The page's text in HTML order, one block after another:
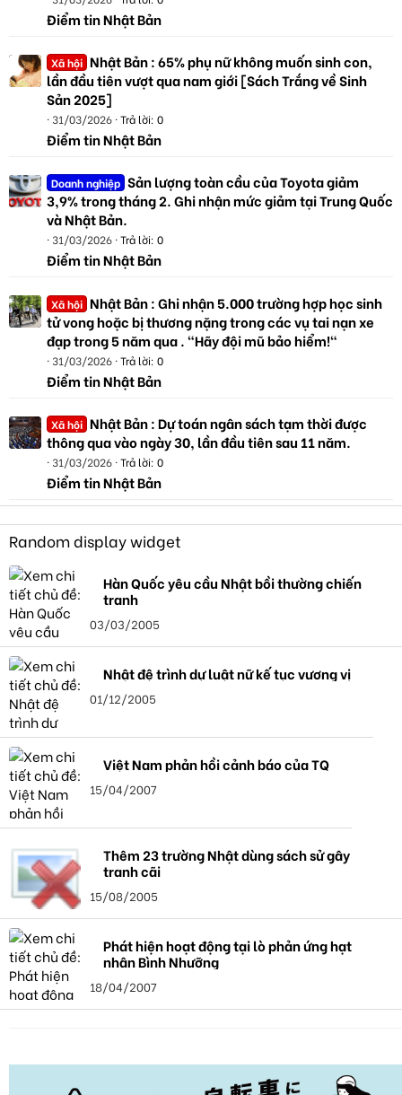
Điểm tin Nhật Bản
Xã hội Nhật Bản : 65% phụ nữ không muốn sinh con,
lần đầu tiên vượt qua nam giới [Sách Trắng về Sinh
Sản 2025]
31/03/2026 Trả lời: 0
Điểm tin Nhật Bản
Doanh nghiệp Sản lượng toàn cầu của Toyota giảm
3,9% trong tháng 2. Ghi nhận mức giảm tại Trung Quốc
và Nhật Bản.
31/03/2026 Trả lời: 0
Điểm tin Nhật Bản
Xã hội Nhật Bản : Ghi nhận 5.000 trường hợp học sinh
tử vong hoặc bị thương nặng trong các vụ tai nạn xe
đạp trong 5 năm qua . "Hãy đội mũ bảo hiểm!"
31/03/2026 Trả lời: 0
Điểm tin Nhật Bản
Xã hội Nhật Bản : Dự toán ngân sách tạm thời được
thông qua vào ngày 30, lần đầu tiên sau 11 năm.
31/03/2026 Trả lời: 0
Điểm tin Nhật Bản
Random display widget
Hàn Quốc yêu cầu Nhật bồi thường chiến
tranh
03/03/2005
Nhật đệ trình dự luật nữ kế tục vương vị
01/12/2005
Việt Nam phản hồi cảnh báo của TQ
15/04/2007
Thêm 23 trường Nhật dùng sách sử gây
tranh cãi
15/08/2005
Phát hiện hoạt động tại lò phản ứng hạt
nhân Bình Nhưỡng
18/04/2007